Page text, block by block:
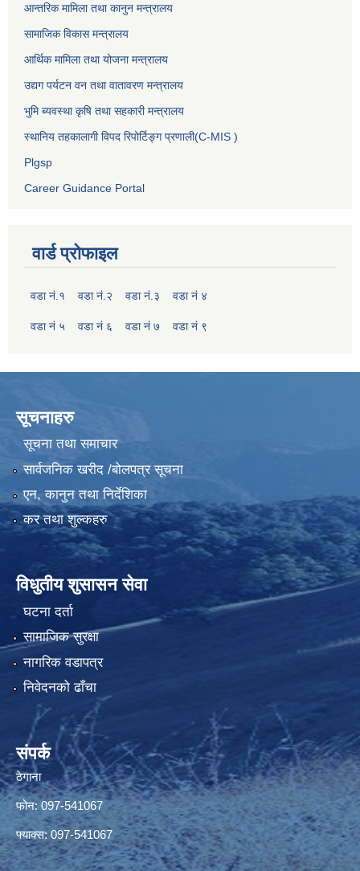
आन्तरिक मामिला तथा कानुन मन्त्रालय
सामाजिक विकास मन्त्रालय
आर्थिक मामिला तथा योजना मन्त्रालय
उद्यग पर्यटन वन तथा वातावरण मन्त्रालय
भुमि ब्यवस्था कृषि तथा सहकारी मन्त्रालय
स्थानिय तहकालागी विपद रिपोर्टिङ्ग प्रणाली(C-MIS )
Plgsp
Career Guidance Portal
वार्ड प्रोफाइल
वडा नं.१ वडा नं.२ वडा नं.३ वडा नं ४
वडा नं ५ वडा नं ६ वडा नं ७ वडा नं ९
सूचनाहरु
सूचना तथा समाचार
सार्वजनिक खरीद /बोलपत्र सूचना
एन, कानुन तथा निर्देशिका
कर तथा शुल्कहरु
विधुतीय शुसासन सेवा
घटना दर्ता
सामाजिक सुरक्षा
नागरिक वडापत्र
निवेदनको ढाँचा
संपर्क
ठेगाना
फोन: 097-541067
फ्याक्स: 097-541067